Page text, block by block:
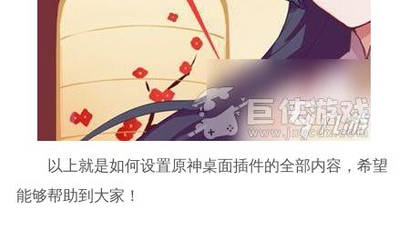
以上就是如何设置原神桌面插件的全部内容，希望
能够帮助到大家！